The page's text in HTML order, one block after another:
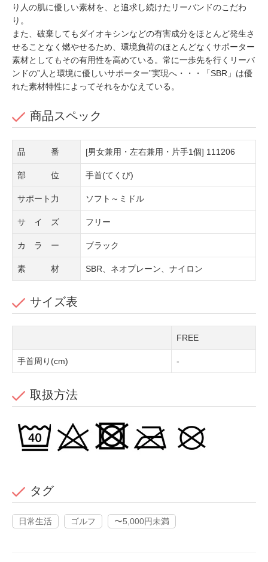
り人の肌に優しい素材を、と追求し続けたリーバンドのこだわ
り。
また、破棄してもダイオキシンなどの有害成分をほとんど発生さ
せることなく燃やせるため、環境負荷のほとんどなくサポーター
素材としてもその有用性を高めている。常に一歩先を行くリーバ
ンドの”人と環境に優しいサポーター”実現へ・・・「SBR」は優
れた素材特性によってそれをかなえている。
商品スペック
品 番 [男女兼用・左右兼用・片手1個] 111206
部 位 手首(てくび)
サポート力 ソフト～ミドル
サ イ ズ フリー
カ ラ ー ブラック
素 材 SBR、ネオプレーン、ナイロン
サイズ表
FREE
手首周り(cm) -
取扱方法
タグ
日常生活 ゴルフ 〜5,000円未満